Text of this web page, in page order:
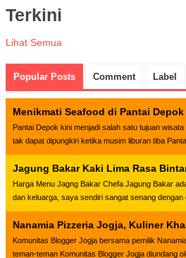
Terkini
Lihat Semua
Popular Posts Comment Label
Menikmati Seafood di Pantai
Pantai Depok kini menjadi salah satu tujuan
tak dapat dipungkiri ketika musim liburan tiba
Jagung Bakar Kaki Lima Rasa
Harga Menu Jagng Bakar Chefa Jagung Bakar
dan keluarga, saya sendiri sangat senang dengan
Nanamia Pizzeria Jogja, Kuliner
Komunitas Blogger Jogja bersama pemilik
teman-teman Komunitas Blogger Jogja diundang